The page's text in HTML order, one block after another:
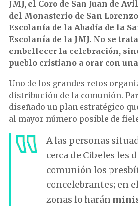
JMJ, el Coro de San Juan de
del Monasterio de San
Escolanía de la Abadía de la
Escolanía de la JMJ. No se
embellecer la celebración,
pueblo cristiano a orar con
Uno de los grandes retos
distribución de la comunión.
diseñado un plan estratégico
al mayor número posible de
A las personas
cerca de Cibeles les
comunión los
concelebrantes; en
zonas lo harán